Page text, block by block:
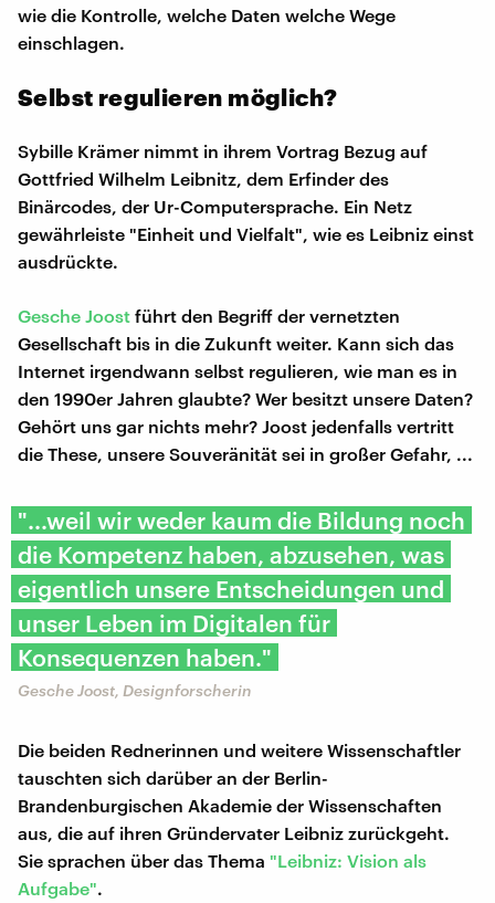
wie die Kontrolle, welche Daten welche Wege
einschlagen.
Selbst regulieren möglich?
Sybille Krämer nimmt in ihrem Vortrag Bezug auf
Gottfried Wilhelm Leibnitz, dem Erfinder des
Binärcodes, der Ur-Computersprache. Ein Netz
gewährleiste "Einheit und Vielfalt", wie es Leibniz einst
ausdrückte.
Gesche Joost führt den Begriff der vernetzten
Gesellschaft bis in die Zukunft weiter. Kann sich das
Internet irgendwann selbst regulieren, wie man es in
den 1990er Jahren glaubte? Wer besitzt unsere Daten?
Gehört uns gar nichts mehr? Joost jedenfalls vertritt
die These, unsere Souveränität sei in großer Gefahr, ...
"...weil wir weder kaum die Bildung noch
die Kompetenz haben, abzusehen, was
eigentlich unsere Entscheidungen und
unser Leben im Digitalen für
Konsequenzen haben."
Gesche Joost, Designforscherin
Die beiden Rednerinnen und weitere Wissenschaftler
tauschten sich darüber an der Berlin-
Brandenburgischen Akademie der Wissenschaften
aus, die auf ihren Gründervater Leibniz zurückgeht.
Sie sprachen über das Thema "Leibniz: Vision als
Aufgabe".